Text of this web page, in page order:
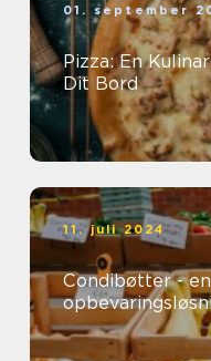
01. september
Pizza: En
Dit Bord
11. juli 2024
Condibøtter -